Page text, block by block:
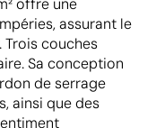
offre une
assurant le
couches
Sa conception
de serrage
ainsi que des